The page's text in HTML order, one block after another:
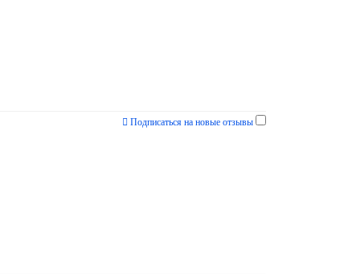
Подписаться на новые отзывы